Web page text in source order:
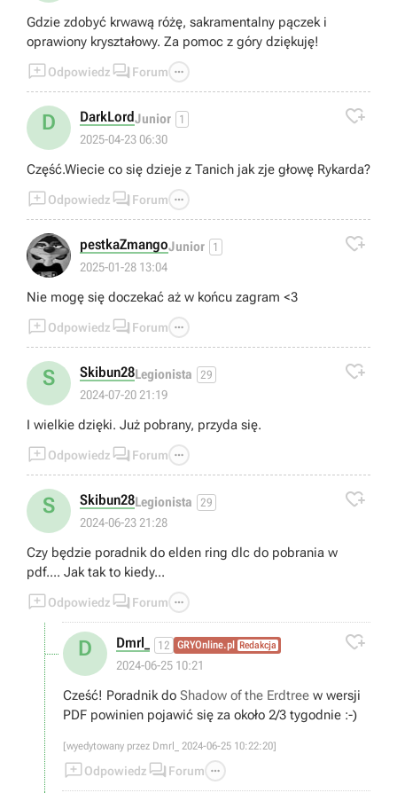
Gdzie zdobyć krwawą różę, sakramentalny pączek i
oprawiony kryształowy. Za pomoc z góry dziękuję!
Odpowiedz  Forum 
D DarkLordJunior 1
2025-04-23 06:30

Część.Wiecie co się dzieje z Tanich jak zje głowę Rykarda?
Odpowiedz  Forum 
pestkaZmangoJunior 1
2025-01-28 13:04

Nie mogę się doczekać aż w końcu zagram <3
Odpowiedz  Forum 
S Skibun28Legionista 29
2024-07-20 21:19

I wielkie dzięki. Już pobrany, przyda się.
Odpowiedz  Forum 
S Skibun28Legionista 29
2024-06-23 21:28

Czy będzie poradnik do elden ring dlc do pobrania w
pdf.... Jak tak to kiedy...
Odpowiedz  Forum 
D Dmrl_ 12 GRYOnline.pl Redakcja
2024-06-25 10:21

Cześć! Poradnik do Shadow of the Erdtree w wersji
PDF powinien pojawić się za około 2/3 tygodnie :-)
[wyedytowany przez Dmrl_ 2024-06-25 10:22:20]
Odpowiedz  Forum 